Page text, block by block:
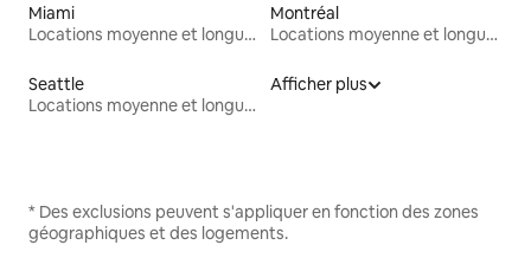
Miami
Locations moyenne et longue durée
Montréal
Locations moyenne et longue durée
Seattle
Locations moyenne et longue durée
Afficher plus
* Des exclusions peuvent s'appliquer en fonction des zones
géographiques et des logements.